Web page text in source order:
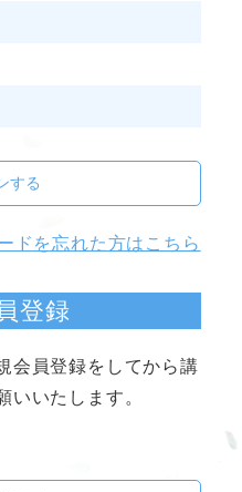
する
ドを忘れた方はこちら
登録
会員登録をしてから講
いいたします。